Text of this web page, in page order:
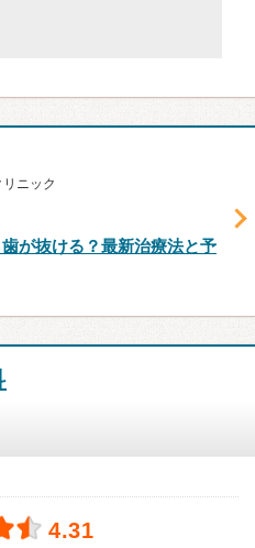
ニック
が抜ける？最新治療法と予
4.31